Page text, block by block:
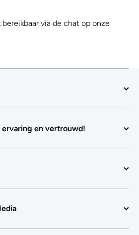
via de chat op onze
ervaring en vertrouwd!